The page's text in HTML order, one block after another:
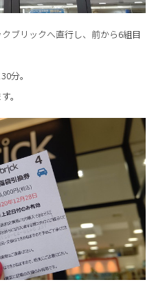
ブリックへ直行し、前から6組目
分。
。